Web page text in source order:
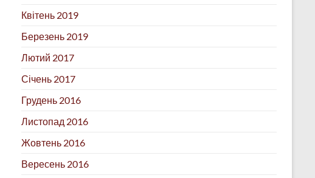
Квітень 2019
Березень 2019
Лютий 2017
Січень 2017
Грудень 2016
Листопад 2016
Жовтень 2016
Вересень 2016